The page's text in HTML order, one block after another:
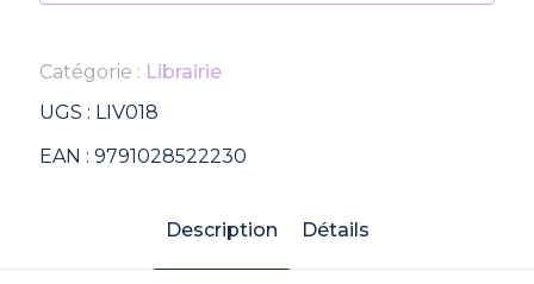
EAN : 9791028522230
UGS : LIV018
Catégorie : Librairie
Description Détails